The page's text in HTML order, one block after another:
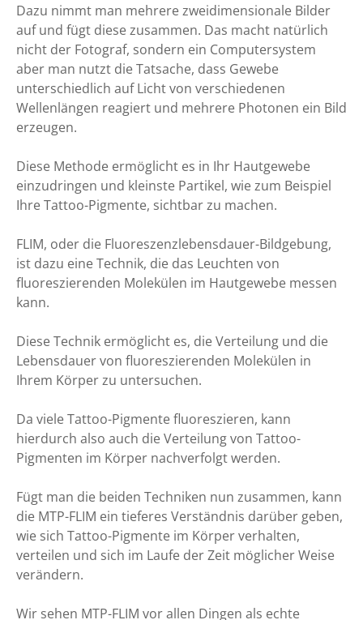
Dazu nimmt man mehrere zweidimensionale Bilder
auf und fügt diese zusammen. Das macht natürlich
nicht der Fotograf, sondern ein Computersystem
aber man nutzt die Tatsache, dass Gewebe
unterschiedlich auf Licht von verschiedenen
Wellenlängen reagiert und mehrere Photonen ein Bild
erzeugen.
Diese Methode ermöglicht es in Ihr Hautgewebe
einzudringen und kleinste Partikel, wie zum Beispiel
Ihre Tattoo-Pigmente, sichtbar zu machen.
FLIM, oder die Fluoreszenzlebensdauer-Bildgebung,
ist dazu eine Technik, die das Leuchten von
fluoreszierenden Molekülen im Hautgewebe messen
kann.
Diese Technik ermöglicht es, die Verteilung und die
Lebensdauer von fluoreszierenden Molekülen in
Ihrem Körper zu untersuchen.
Da viele Tattoo-Pigmente fluoreszieren, kann
hierdurch also auch die Verteilung von Tattoo-
Pigmenten im Körper nachverfolgt werden.
Fügt man die beiden Techniken nun zusammen, kann
die MTP-FLIM ein tieferes Verständnis darüber geben,
wie sich Tattoo-Pigmente im Körper verhalten,
verteilen und sich im Laufe der Zeit möglicher Weise
verändern.
Wir sehen MTP-FLIM vor allen Dingen als echte